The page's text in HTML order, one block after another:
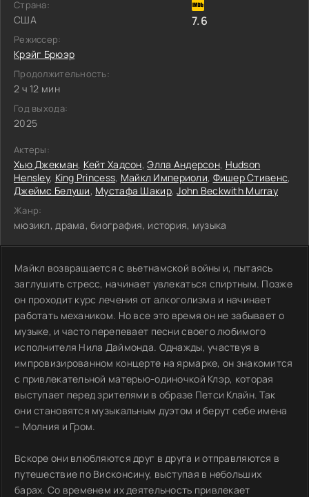
Страна:
США
Режиссер:
Крэйг Брюэр
Продолжительность:
2 ч 12 мин
Год выхода:
2025
7.6
Актеры:
Хью Джекман, Кейт Хадсон,Элла Андерсон, Hudson
Hensley, King Princess, Майкл Империоли, Фишер Стивенс,
Джеймс Белуши, Мустафа Шакир,John Beckwith Murray
Жанр:
мюзикл, драма, биография, история, музыка
Майкл возвращается с вьетнамской войны и, пытаясь
заглушить стресс, начинает увлекаться спиртным. Позже
он проходит курс лечения от алкоголизма и начинает
работать механиком. Но все это время он не забывает о
музыке, и часто перепевает песни своего любимого
исполнителя Нила Даймонда. Однажды, участвуя в
импровизированном концерте на ярмарке, он знакомится
с привлекательной матерью-одиночкой Клэр, которая
выступает перед зрителями в образе Петси Клайн. Так
они становятся музыкальным дуэтом и берут себе имена
– Молния и Гром.
Вскоре они влюбляются друг в друга и отправляются в
путешествие по Висконсину, выступая в небольших
барах. Со временем их деятельность привлекает